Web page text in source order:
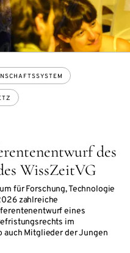
des
WissZeitVG
für Forschung, Technologie
zahlreiche
eines
im
auch Mitglieder der Jungen